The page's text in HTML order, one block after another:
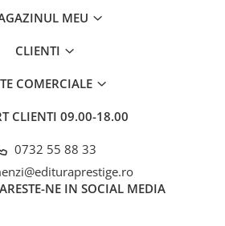
MEU
CLIENTI
COMERCIALE
CLIENTI 09.00-18.00
0732 55 88 33
NE IN SOCIAL MEDIA